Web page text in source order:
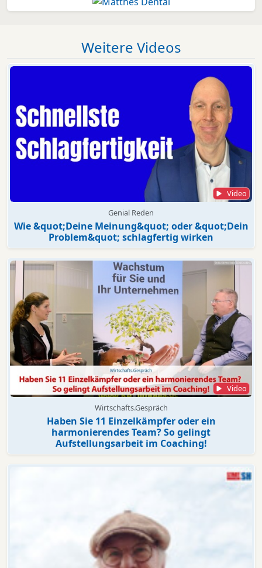
Weitere Videos
Video
Genial Reden
Wie &quot;Deine Meinung&quot; oder &quot;Dein
Problem&quot; schlagfertig wirken
Video
Wirtschafts.Gespräch
Haben Sie 11 Einzelkämpfer oder ein
harmonierendes Team? So gelingt
Aufstellungsarbeit im Coaching!